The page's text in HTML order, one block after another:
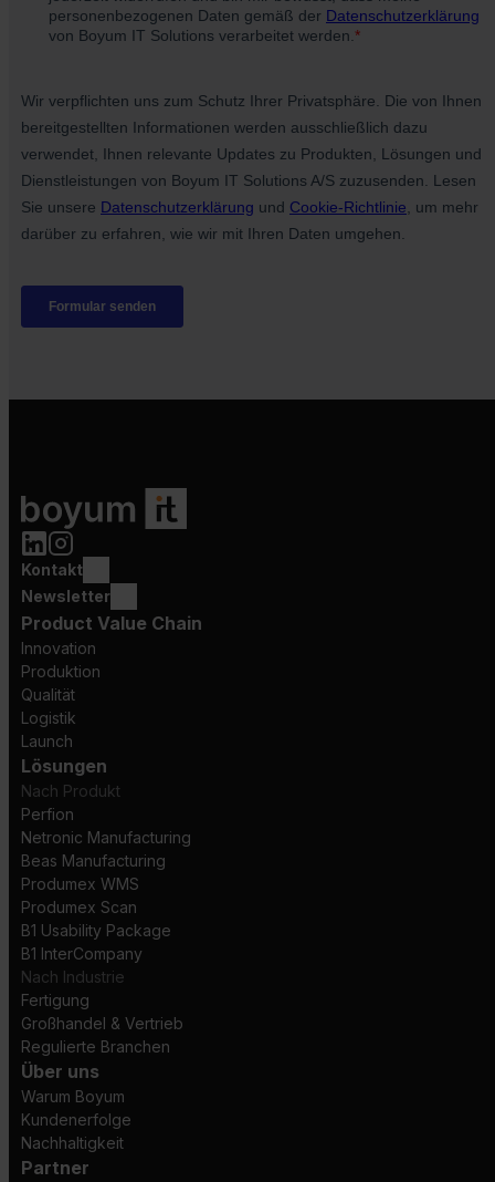
Kontakt
Newsletter
Product Value Chain
Innovation
Produktion
Qualität
Logistik
Launch
Lösungen
Nach Produkt
Perfion
Netronic Manufacturing
Beas Manufacturing
Produmex WMS
Produmex Scan
B1 Usability Package
B1 InterCompany
Nach Industrie
Fertigung
Großhandel & Vertrieb
Regulierte Branchen
Über uns
Warum Boyum
Kundenerfolge
Nachhaltigkeit
Partner